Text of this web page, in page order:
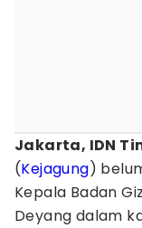
Jakarta, IDN
(Kejagung)
Kepala Badan
Deyang dalam